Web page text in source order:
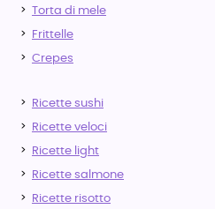
Torta di mele
Frittelle
Crepes
Ricette sushi
Ricette veloci
Ricette light
Ricette salmone
Ricette risotto